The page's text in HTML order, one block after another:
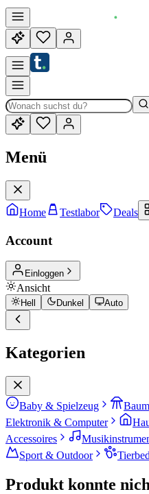
Menü
Home Testlabor Deals
Account
Einloggen
Ansicht
Hell Dunkel Auto
Kategorien
Baby & Spielzeug
Elektronik & Computer
Accessoires
Sport & Outdoor
Produkt konnte